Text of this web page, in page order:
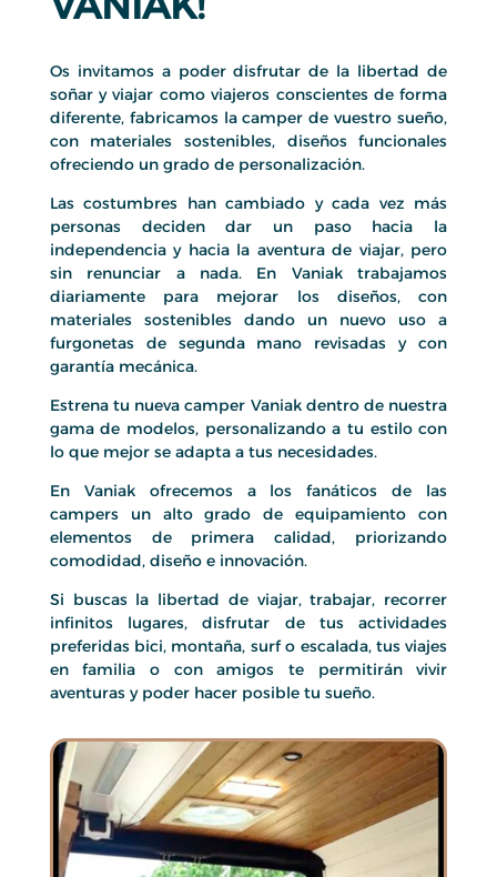
Os invitamos a poder disfrutar de la libertad de
soñar y viajar como viajeros conscientes de forma
diferente, fabricamos la camper de vuestro sueño,
con materiales sostenibles, diseños funcionales
ofreciendo un grado de personalización.
Las costumbres han cambiado y cada vez más
personas deciden dar un paso hacia la
independencia y hacia la aventura de viajar, pero
sin renunciar a nada. En Vaniak trabajamos
diariamente para mejorar los diseños, con
materiales sostenibles dando un nuevo uso a
furgonetas de segunda mano revisadas y con
garantía mecánica.
Estrena tu nueva camper Vaniak dentro de nuestra
gama de modelos, personalizando a tu estilo con
lo que mejor se adapta a tus necesidades.
En Vaniak ofrecemos a los fanáticos de las
campers un alto grado de equipamiento con
elementos de primera calidad, priorizando
comodidad, diseño e innovación.
Si buscas la libertad de viajar, trabajar, recorrer
infinitos lugares, disfrutar de tus actividades
preferidas bici, montaña, surf o escalada, tus viajes
en familia o con amigos te permitirán vivir
aventuras y poder hacer posible tu sueño.